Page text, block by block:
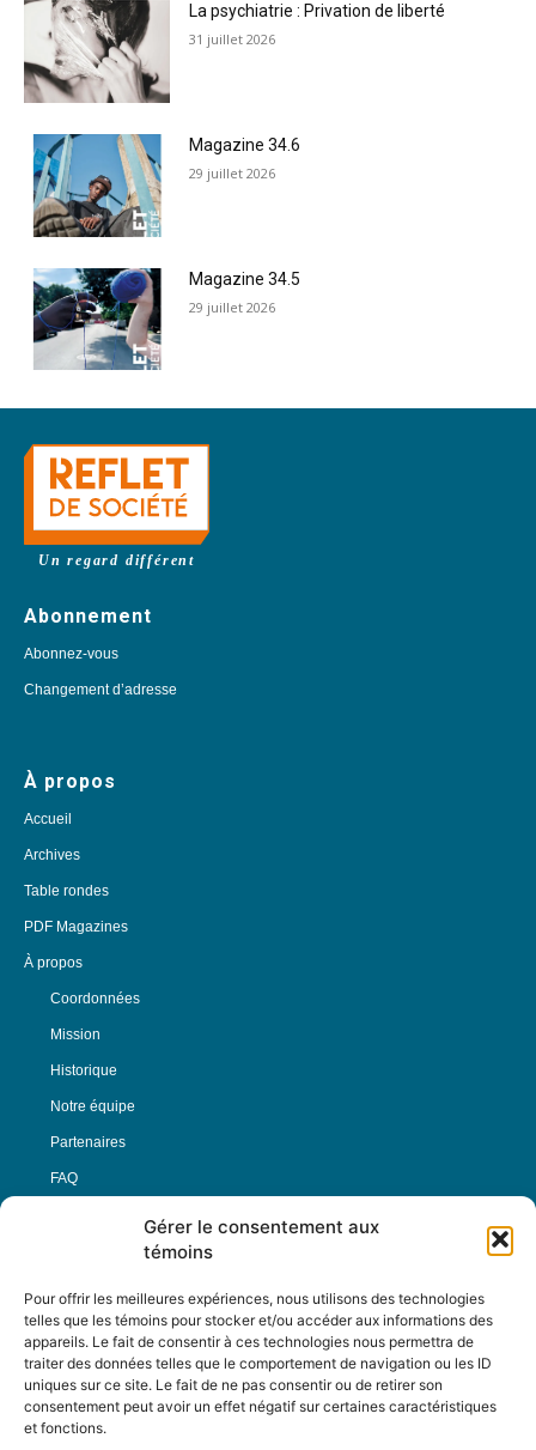
Gérer le consentement aux
témoins
Pour offrir les meilleures expériences, nous utilisons des technologies
telles que les témoins pour stocker et/ou accéder aux informations des
appareils. Le fait de consentir à ces technologies nous permettra de
traiter des données telles que le comportement de navigation ou les ID
uniques sur ce site. Le fait de ne pas consentir ou de retirer son
consentement peut avoir un effet négatif sur certaines caractéristiques
et fonctions.
La psychiatrie : Privation de liberté
31 juillet 2026
Magazine 34.6
29 juillet 2026
Magazine 34.5
29 juillet 2026
Un regard différent
Abonnement
Abonnez-vous
Changement d’adresse
À propos
Accueil
Archives
Table rondes
PDF Magazines
À propos
Coordonnées
Mission
Historique
Notre équipe
Partenaires
FAQ
Nous Suivre